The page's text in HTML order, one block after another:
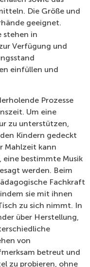
Die Größe und
geeignet.
stehen in
Verfügung und
einfüllen und
Prozesse
Um eine
zu unterstützen,
Kindern gedeckt
Mahlzeit kann
eine bestimmte Musik
werden. Beim
Fachkraft
sie mit ihnen
zu sich nimmt. In
über Herstellung,
von
betreut und
zu probieren, ohne